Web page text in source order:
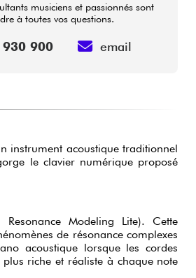
musiciens et passionnés sont
à toutes vos questions.
900 email
instrument acoustique traditionnel
le clavier numérique proposé
Modeling Lite). Cette
de résonance complexes
acoustique lorsque les cordes
riche et réaliste à chaque note